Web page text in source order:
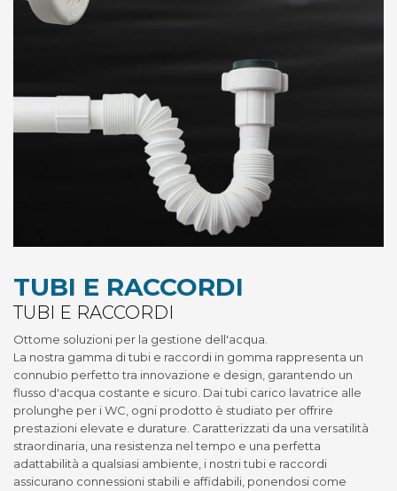
TUBI E RACCORDI
TUBI E RACCORDI
Ottome soluzioni per la gestione dell'acqua.
La nostra gamma di tubi e raccordi in gomma rappresenta un
connubio perfetto tra innovazione e design, garantendo un
flusso d'acqua costante e sicuro. Dai tubi carico lavatrice alle
prolunghe per i WC, ogni prodotto è studiato per offrire
prestazioni elevate e durature. Caratterizzati da una versatilità
straordinaria, una resistenza nel tempo e una perfetta
adattabilità a qualsiasi ambiente, i nostri tubi e raccordi
assicurano connessioni stabili e affidabili, ponendosi come